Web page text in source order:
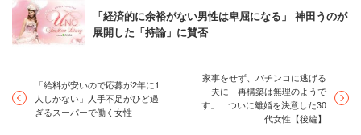
「経済的に余裕がない男性は卑屈になる」 神田うのが
展開した「持論」に賛否
「給料が安いので応募が2年に1
人しかない」人手不足がひど過
ぎるスーパーで働く女性
家事をせず、パチンコに逃げる
夫に「再構築は無理のようで
す」 ついに離婚を決意した30
代女性【後編】